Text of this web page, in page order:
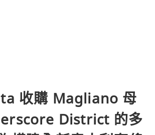
收購 Magliano 母
District 的多